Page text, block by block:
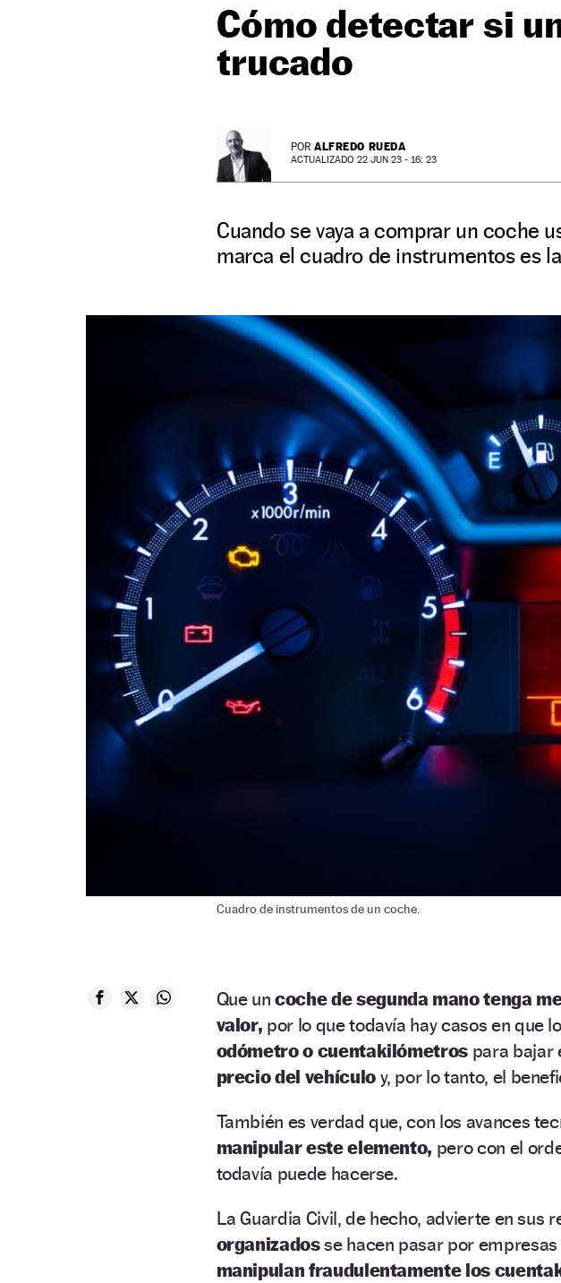
Cómo detectar si
trucado
POR ALFREDO RUEDA
ACTUALIZADO 22 JUN 23 - 16: 23
Cuando se vaya a comprar un coche
marca el cuadro de instrumentos es
Cuadro de instrumentos de un coche.
Que uncoche de segunda mano tenga
valor, por lo que todavía hay casos en que
odómetro o cuentakilómetros para bajar
precio del vehículoy, por lo tanto, el
También es verdad que, con los avances
manipular este elemento, pero con el
todavía puede hacerse.
La Guardia Civil, de hecho, advierte en sus
organizadosse hacen pasar por
manipulan fraudulentamente los